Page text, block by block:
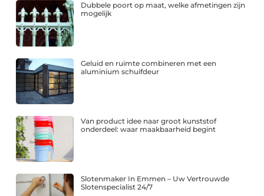
Dubbele poort op maat, welke afmetingen zijn
mogelijk
Geluid en ruimte combineren met een
aluminium schuifdeur
Van product idee naar groot kunststof
onderdeel: waar maakbaarheid begint
Slotenmaker In Emmen – Uw Vertrouwde
Slotenspecialist 24/7